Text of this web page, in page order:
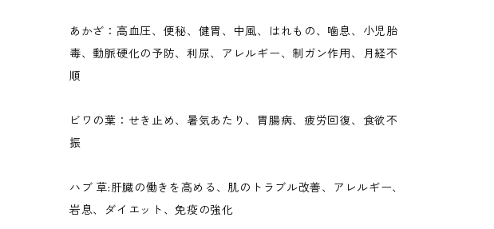
あかざ：高血圧、便秘、健胃、中風、はれもの、噛息、小児胎
毒、動脈硬化の予防、利尿、アレルギー、制ガン作用、月経不
順
ビワの葉：せき止め、暑気あたり、胃腸病、疲労回復、食欲不
振
ハブ 草:肝臓の働きを高める、肌のトラブル改善、アレルギー、
岩息、ダイエット、免疫の強化